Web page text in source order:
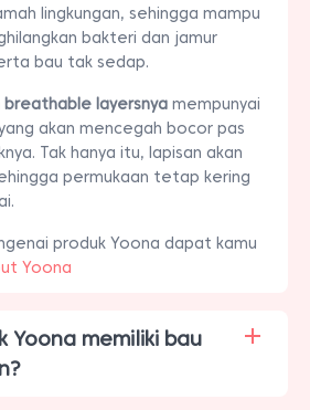
lingkungan, sehingga mampu
bakteri dan jamur
bau tak sedap.
breathable layersnya mempunyai
akan mencegah bocor pas
Tak hanya itu, lapisan akan
permukaan tetap kering
produk Yoona dapat kamu
Yoona
Yoona memiliki bau